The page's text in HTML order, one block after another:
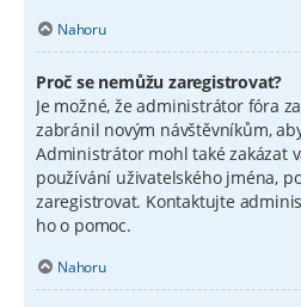
Nahoru
Proč se nemůžu zaregistrovat?
Je možné, že administrátor fóra
zabránil novým návštěvníkům,
Administrátor mohl také zakázat
používání uživatelského jména,
zaregistrovat. Kontaktujte
ho o pomoc.
Nahoru